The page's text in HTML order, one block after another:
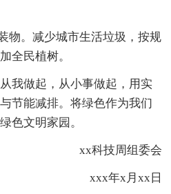
物。减少城市生活垃圾，按规
全民植树。
我做起，从小事做起，用实
节能减排。将绿色作为我们
色文明家园。
xx科技周组委会
xxx年x月xx日